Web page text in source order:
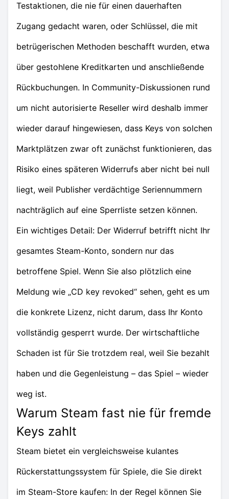
Testaktionen, die nie für einen dauerhaften
Zugang gedacht waren, oder Schlüssel, die mit
betrügerischen Methoden beschafft wurden, etwa
über gestohlene Kreditkarten und anschließende
Rückbuchungen. In Community-Diskussionen rund
um nicht autorisierte Reseller wird deshalb immer
wieder darauf hingewiesen, dass Keys von solchen
Marktplätzen zwar oft zunächst funktionieren, das
Risiko eines späteren Widerrufs aber nicht bei null
liegt, weil Publisher verdächtige Seriennummern
nachträglich auf eine Sperrliste setzen können.
Ein wichtiges Detail: Der Widerruf betrifft nicht Ihr
gesamtes Steam-Konto, sondern nur das
betroffene Spiel. Wenn Sie also plötzlich eine
Meldung wie „CD key revoked“ sehen, geht es um
die konkrete Lizenz, nicht darum, dass Ihr Konto
vollständig gesperrt wurde. Der wirtschaftliche
Schaden ist für Sie trotzdem real, weil Sie bezahlt
haben und die Gegenleistung – das Spiel – wieder
weg ist.
Warum Steam fast nie für fremde
Keys zahlt
Steam bietet ein vergleichsweise kulantes
Rückerstattungssystem für Spiele, die Sie direkt
im Steam-Store kaufen: In der Regel können Sie